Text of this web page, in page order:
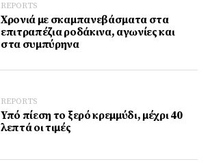
REPORTS
Χρονιά με σκαμπανεβάσματα στα
επιτραπέζια ροδάκινα, αγωνίες και
στα συμπύρηνα
REPORTS
Υπό πίεση το ξερό κρεμμύδι, μέχρι 40
λεπτά οι τιμές